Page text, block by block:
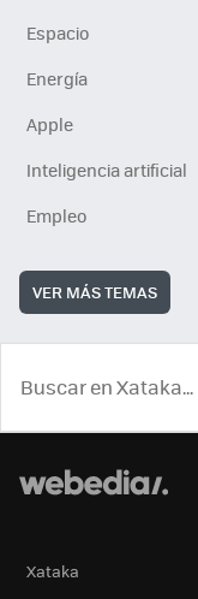
Espacio
Energía
Apple
Inteligencia artificial
Empleo
VER MÁS TEMAS
Xataka